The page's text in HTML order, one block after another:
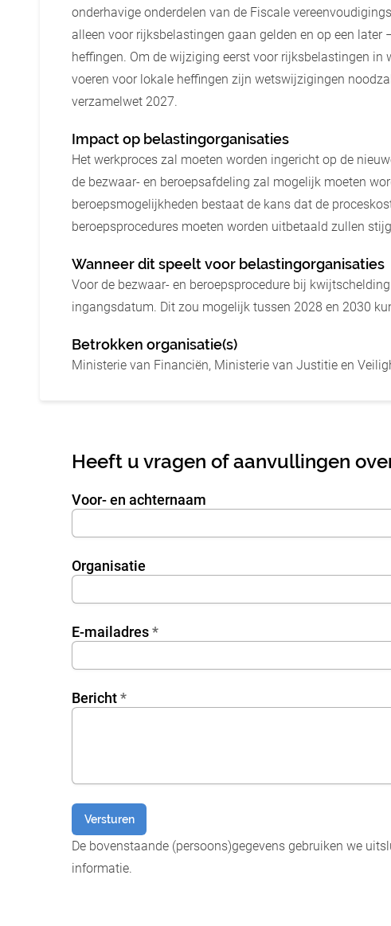
onderhavige onderdelen van de Fiscale
alleen voor rijksbelastingen gaan gelden en op een
heffingen. Om de wijziging eerst voor rijksbelastingen
voeren voor lokale heffingen zijn wetswijzigingen
verzamelwet 2027.
Impact op belastingorganisaties
Het werkproces zal moeten worden ingericht op de
de bezwaar- en beroepsafdeling zal mogelijk moeten
beroepsmogelijkheden bestaat de kans dat de
beroepsprocedures moeten worden uitbetaald zullen
Wanneer dit speelt voor belastingorganisaties
Voor de bezwaar- en beroepsprocedure bij
ingangsdatum. Dit zou mogelijk tussen 2028 en 2030
Betrokken organisatie(s)
Ministerie van Financiën, Ministerie van Justitie en
Heeft u vragen of aanvullingen
Voor- en achternaam
Organisatie
E-mailadres*
Bericht*
Versturen
De bovenstaande (persoons)gegevens gebruiken we
informatie.